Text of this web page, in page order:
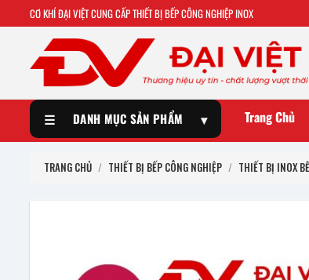
CƠ KHÍ ĐẠI VIỆT CUNG CẤP THIẾT BỊ BẾP CÔNG NGHIỆP INOX
☰ DANH MỤC SẢN PHẨM ▾ Trang Chủ
TRANG CHỦ / THIẾT BỊ BẾP CÔNG NGHIỆP / THIẾT BỊ INOX